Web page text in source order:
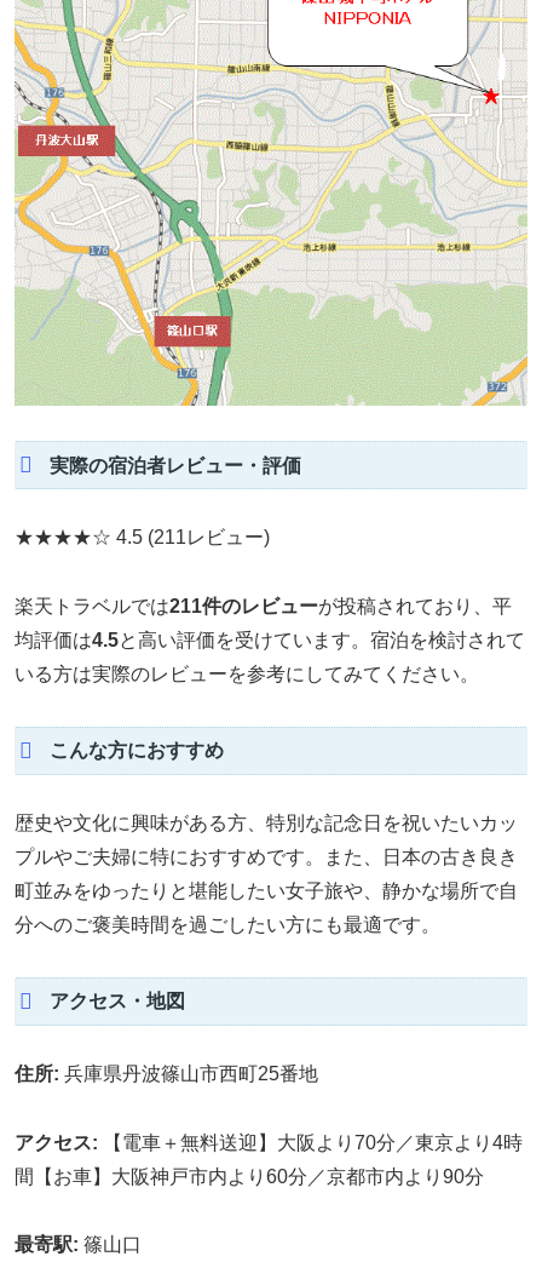
実際の宿泊者レビュー・評価
★★★★☆ 4.5 (211レビュー)
楽天トラベルでは211件のレビューが投稿されており、平
均評価は4.5と高い評価を受けています。宿泊を検討されて
いる方は実際のレビューを参考にしてみてください。
こんな方におすすめ
歴史や文化に興味がある方、特別な記念日を祝いたいカッ
プルやご夫婦に特におすすめです。また、日本の古き良き
町並みをゆったりと堪能したい女子旅や、静かな場所で自
分へのご褒美時間を過ごしたい方にも最適です。
アクセス・地図
住所: 兵庫県丹波篠山市西町25番地
アクセス: 【電車＋無料送迎】大阪より70分／東京より4時
間【お車】大阪神戸市内より60分／京都市内より90分
最寄駅: 篠山口